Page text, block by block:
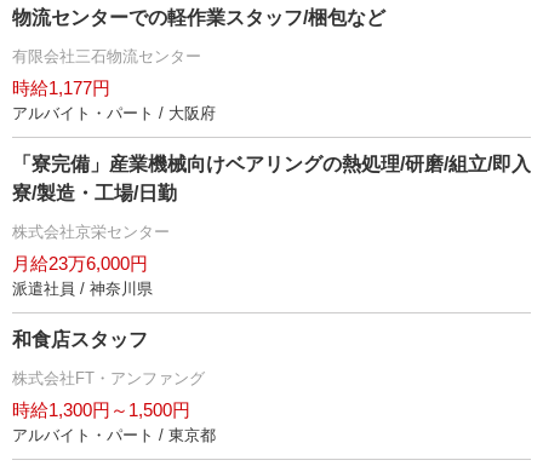
物流センターでの軽作業スタッフ/梱包など
有限会社三石物流センター
時給1,177円
アルバイト・パート / 大阪府
「寮完備」産業機械向けベアリングの熱処理/研磨/組立/即入
寮/製造・工場/日勤
株式会社京栄センター
月給23万6,000円
派遣社員 / 神奈川県
和食店スタッフ
株式会社FT・アンファング
時給1,300円～1,500円
アルバイト・パート / 東京都